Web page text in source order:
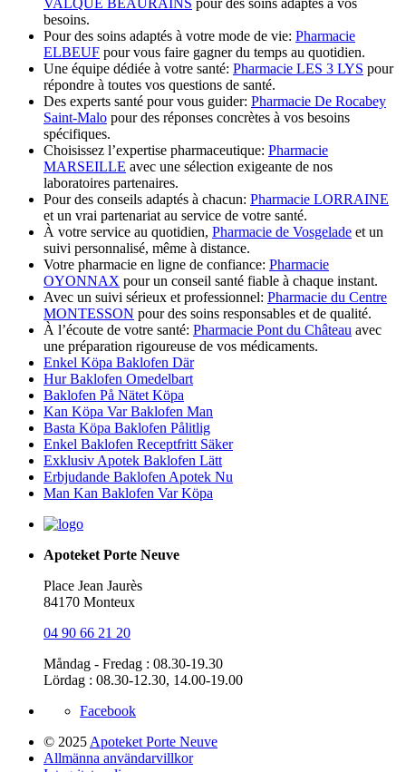
VALQUE BEAURAINS pour des soins adaptés à vos
besoins.
Pour des soins adaptés à votre mode de vie: Pharmacie
ELBEUF pour vous faire gagner du temps au quotidien.
Une équipe dédiée à votre santé: Pharmacie LES 3 LYS pour
répondre à toutes vos questions de santé.
Des experts santé pour vous guider: Pharmacie De Rocabey
Saint-Malo pour des réponses concrètes à vos besoins
spécifiques.
Choisissez l’expertise pharmaceutique: Pharmacie
MARSEILLE avec une sélection exigeante de nos
laboratoires partenaires.
Pour des conseils adaptés à chacun: Pharmacie LORRAINE
et un vrai partenariat au service de votre santé.
À votre service au quotidien, Pharmacie de Vosgelade et un
suivi personnalisé, même à distance.
Votre pharmacie en ligne de confiance: Pharmacie
OYONNAX pour un conseil santé fiable à chaque instant.
Avec un suivi sérieux et professionnel: Pharmacie du Centre
MONTESSON pour des soins responsables et de qualité.
À l’écoute de votre santé: Pharmacie Pont du Château avec
une préparation rigoureuse de vos médicaments.
Enkel Köpa Baklofen Där
Hur Baklofen Omedelbart
Baklofen På Nätet Köpa
Kan Köpa Var Baklofen Man
Basta Köpa Baklofen Pålitlig
Enkel Baklofen Receptfritt Säker
Exklusiv Apotek Baklofen Lätt
Erbjudande Baklofen Apotek Nu
Man Kan Baklofen Var Köpa
Apoteket Porte Neuve
Place Jean Jaurès
84170 Monteux
04 90 66 21 20
Måndag - Fredag : 08.30-19.30
Lördag : 08.30-12.30, 14.00-19.00
Facebook
© 2025 Apoteket Porte Neuve
Allmänna användarvillkor